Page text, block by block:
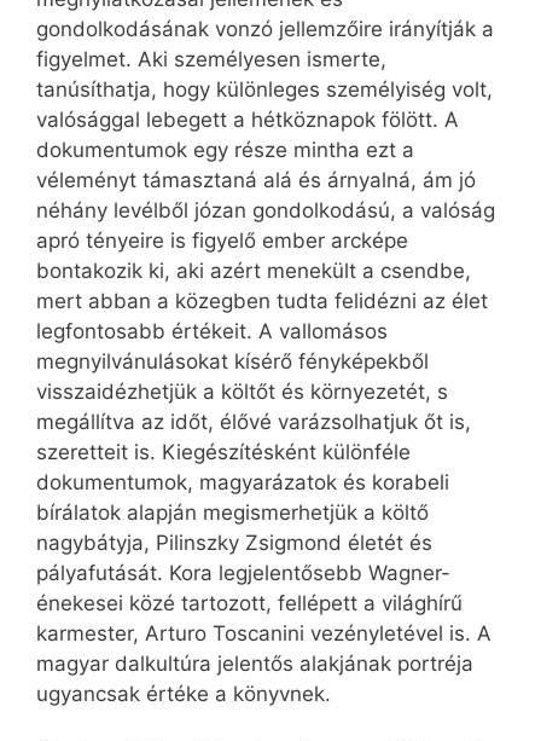
gondolkodásának vonzó jellemzőire irányítják a
figyelmet. Aki személyesen ismerte,
tanúsíthatja, hogy különleges személyiség volt,
valósággal lebegett a hétköznapok fölött. A
dokumentumok egy része mintha ezt a
véleményt támasztaná alá és árnyalná, ám jó
néhány levélből józan gondolkodású, a valóság
apró tényeire is figyelő ember arcképe
bontakozik ki, aki azért menekült a csendbe,
mert abban a közegben tudta felidézni az élet
legfontosabb értékeit. A vallomásos
megnyilvánulásokat kísérő fényképekből
visszaidézhetjük a költőt és környezetét, s
megállítva az időt, élővé varázsolhatjuk őt is,
szeretteit is. Kiegészítésként különféle
dokumentumok, magyarázatok és korabeli
bírálatok alapján megismerhetjük a költő
nagybátyja, Pilinszky Zsigmond életét és
pályafutását. Kora legjelentősebb Wagner-
énekesei közé tartozott, fellépett a világhírű
karmester, Arturo Toscanini vezényletével is. A
magyar dalkultúra jelentős alakjának portréja
ugyancsak értéke a könyvnek.